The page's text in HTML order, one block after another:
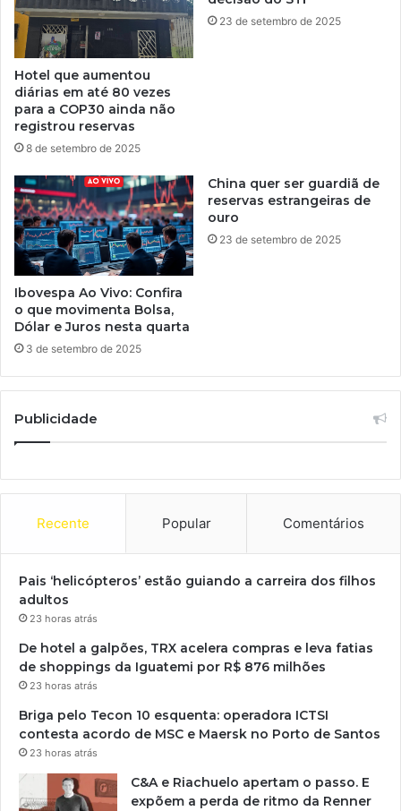
Hotel que aumentou
diárias em até 80 vezes
para a COP30 ainda não
registrou reservas
8 de setembro de 2025
23 de setembro de 2025
Ibovespa Ao Vivo: Confira
o que movimenta Bolsa,
Dólar e Juros nesta quarta
3 de setembro de 2025
China quer ser guardiã de
reservas estrangeiras de
ouro
23 de setembro de 2025
Publicidade
Recente Popular Comentários
Pais ‘helicópteros’ estão guiando a carreira dos filhos
adultos
23 horas atrás
De hotel a galpões, TRX acelera compras e leva fatias
de shoppings da Iguatemi por R$ 876 milhões
23 horas atrás
Briga pelo Tecon 10 esquenta: operadora ICTSI
contesta acordo de MSC e Maersk no Porto de Santos
23 horas atrás
C&A e Riachuelo apertam o passo. E
expõem a perda de ritmo da Renner